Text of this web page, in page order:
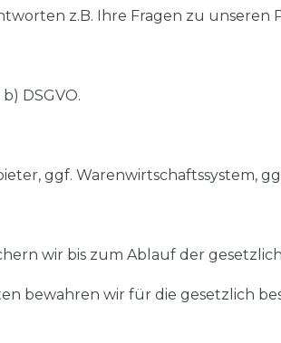
z.B. Ihre Fragen zu unseren
DSGVO.
ggf. Warenwirtschaftssystem,
wir bis zum Ablauf der
bewahren wir für die gesetzlich